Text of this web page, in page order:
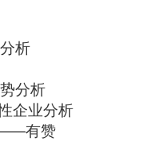
析
分析
企业分析
——有赞